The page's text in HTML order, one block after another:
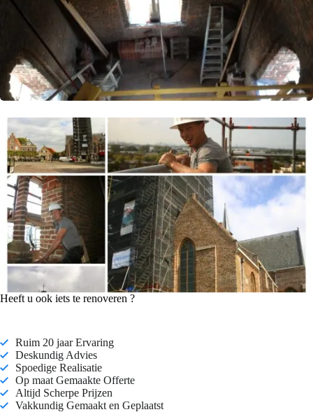
Heeft u ook iets te renoveren ?
Ruim 20 jaar Ervaring
Deskundig Advies
Spoedige Realisatie
Op maat Gemaakte Offerte
Altijd Scherpe Prijzen
Vakkundig Gemaakt en Geplaatst